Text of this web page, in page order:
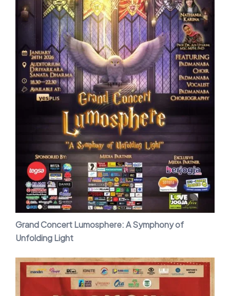
Grand Concert Lumosphere: A Symphony of
Unfolding Light